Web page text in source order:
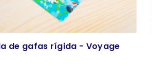
de gafas rígida - Voyage